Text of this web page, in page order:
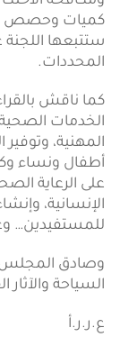
كميات وحصص
ستتبعها
المحددات.
كما ناقش
الخدمات
المهنية،
أطفال ونساء
على الرعاية
الإنسانية،
للمستفيدين…
وصادق المجلس
السياحة والآثار
ع.ر.ر.أ